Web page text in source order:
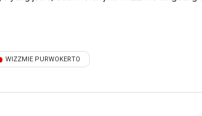
WIZZMIE PURWOKERTO